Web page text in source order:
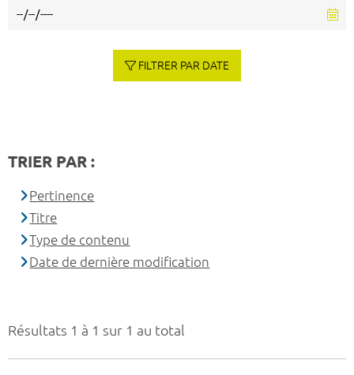
Résultats 1 à 1 sur 1 au total
FILTRER PAR DATE
TRIER PAR :
Pertinence
Titre
Type de contenu
Date de dernière modification